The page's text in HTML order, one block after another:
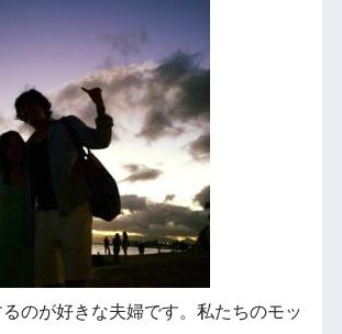
のが好きな夫婦です。私たちのモッ